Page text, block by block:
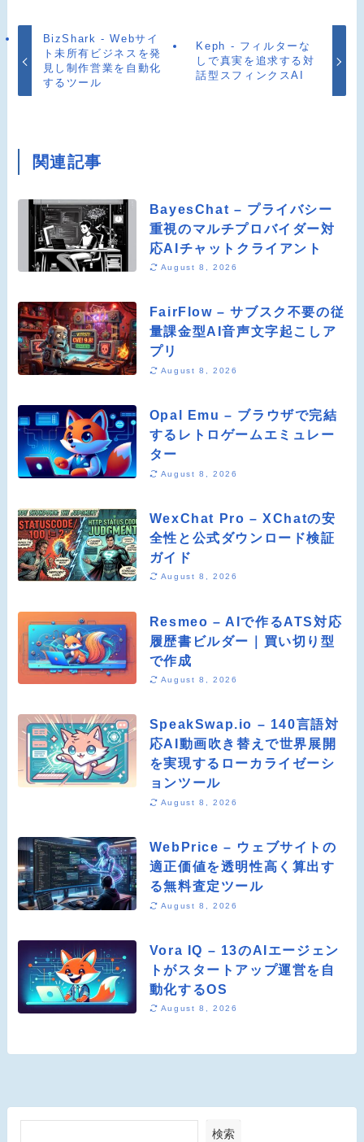
BizShark - Webサイ
ト未所有ビジネスを発
見し制作営業を自動化
するツール
Keph - フィルターな
しで真実を追求する対
話型スフィンクスAI
関連記事
BayesChat – プライバシー
重視のマルチプロバイダー対
応AIチャットクライアント
August 8, 2026
FairFlow – サブスク不要の従
量課金型AI音声文字起こしア
プリ
August 8, 2026
Opal Emu – ブラウザで完結
するレトロゲームエミュレー
ター
August 8, 2026
WexChat Pro – XChatの安
全性と公式ダウンロード検証
ガイド
August 8, 2026
Resmeo – AIで作るATS対応
履歴書ビルダー｜買い切り型
で作成
August 8, 2026
SpeakSwap.io – 140言語対
応AI動画吹き替えで世界展開
を実現するローカライゼーシ
ョンツール
August 8, 2026
WebPrice – ウェブサイトの
適正価値を透明性高く算出す
る無料査定ツール
August 8, 2026
Vora IQ – 13のAIエージェン
トがスタートアップ運営を自
動化するOS
August 8, 2026
検索